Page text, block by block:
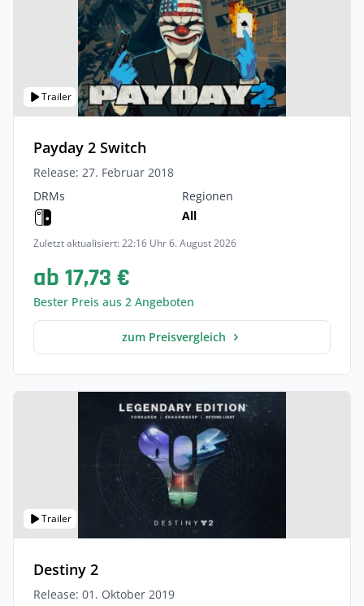
Trailer
Payday 2 Switch
Release: 27. Februar 2018
DRMs
Regionen
All
Zuletzt aktualisiert: 22:16 Uhr 6. August 2026
ab 17,73 €
Bester Preis aus 2 Angeboten
zum Preisvergleich
Trailer
Destiny 2
Release: 01. Oktober 2019